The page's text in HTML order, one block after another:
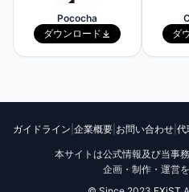
Pococha
ダウンロード
ダ
ガイドライン 企業概要 お問い合わせ 代
本サイトは公式情報及び当事
企画・制作・運営